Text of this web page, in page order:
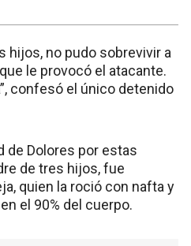
hijos, no pudo sobrevivir a
le provocó el atacante.
confesó el único detenido
de Dolores por estas
de tres hijos, fue
quien la roció con nafta y
el 90% del cuerpo.